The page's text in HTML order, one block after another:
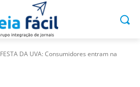
FESTA DA UVA: Consumidores entram na